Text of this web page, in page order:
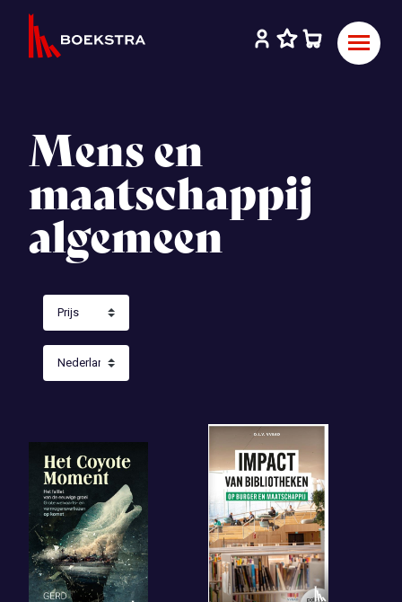
Mens en
maatschappij
algemeen